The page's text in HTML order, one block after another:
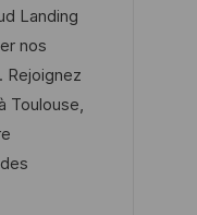
Landing
nos
Rejoignez
Toulouse,